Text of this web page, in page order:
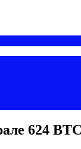
624